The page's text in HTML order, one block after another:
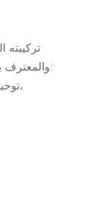
تركيبته
والمعترف بها في كوريا، يندمج مع البشرة ويساعد على:
– توحيد لون البشرة وإضفاء مظهر مطفي عليها،